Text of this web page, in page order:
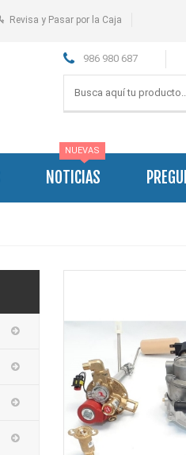
Revisa y Pasar por la Caja
986 980 687
NOTICIAS
NUEVAS